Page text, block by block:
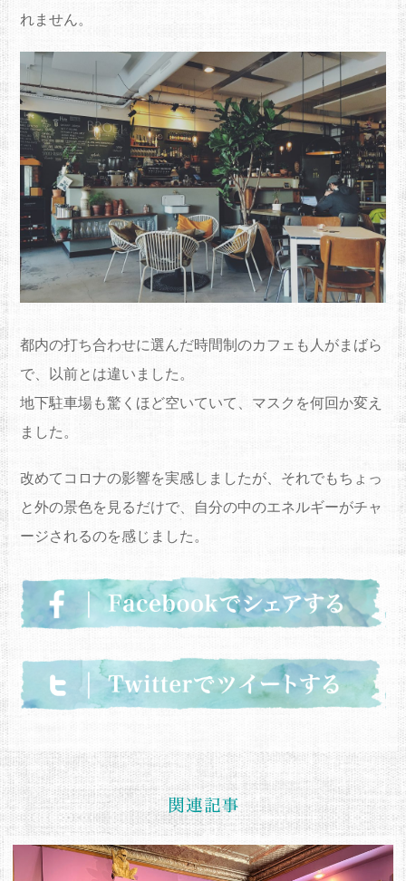
れません。
都内の打ち合わせに選んだ時間制のカフェも人がまばら
で、以前とは違いました。
地下駐車場も驚くほど空いていて、マスクを何回か変え
ました。
改めてコロナの影響を実感しましたが、それでもちょっ
と外の景色を見るだけで、自分の中のエネルギーがチャ
ージされるのを感じました。